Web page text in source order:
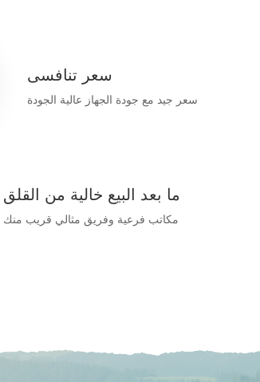
سعر تنافسى
سعر جيد مع جودة الجهاز عالية الجودة
ما بعد البيع خالية من القلق
مكاتب فرعية وفريق مثالي قريب منك